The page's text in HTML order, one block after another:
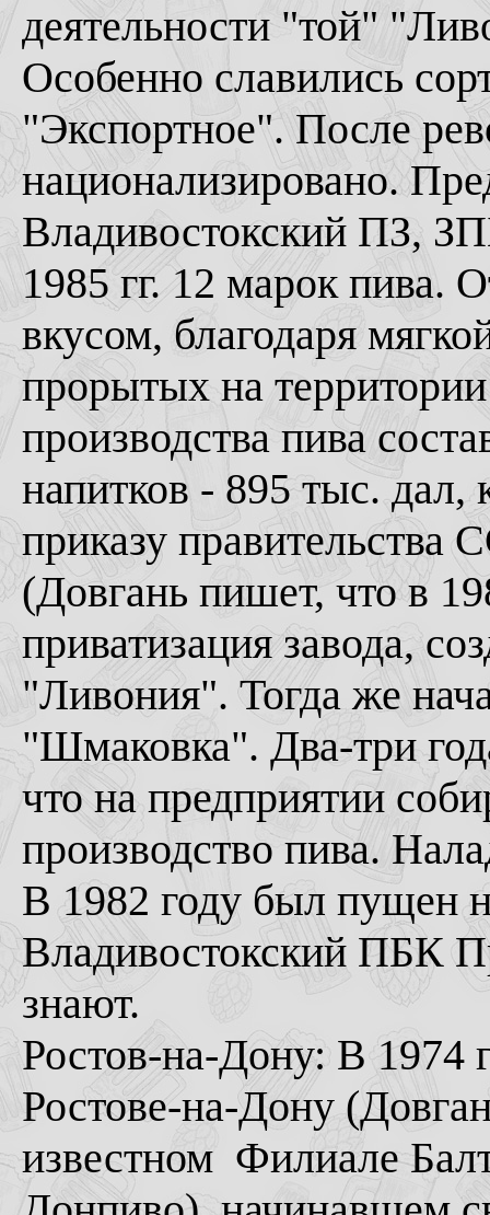
деятельности "той"
Особенно славились
"Экспортное". После
национализировано.
Владивостокский ПЗ,
1985 гг. 12 марок пива.
вкусом, благодаря
прорытых на
производства пива
напитков - 895 тыс. дал,
приказу
(Довгань пишет, что в
приватизация завода,
"Ливония". Тогда же
"Шмаковка". Два-три
что на предприятии
производство пива.
В 1982 году был пущен
Владивостокский ПБК
знают.
Ростов-на-Дону: В 1974
Ростове-на-Дону
известном Филиале